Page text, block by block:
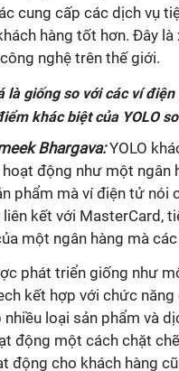
cung cấp các dịch vụ
hàng tốt hơn. Đây
nghệ trên thế giới.
là giống so với các ví
khác biệt của YOLO
Bhargava: YOLO
hoạt động như một ngân
phẩm mà ví điện tử nói
kết với MasterCard,
một ngân hàng mà
phát triển giống như
kết hợp với chức
nhiều loại sản phẩm và
động một cách chặt
động cho khách hàng